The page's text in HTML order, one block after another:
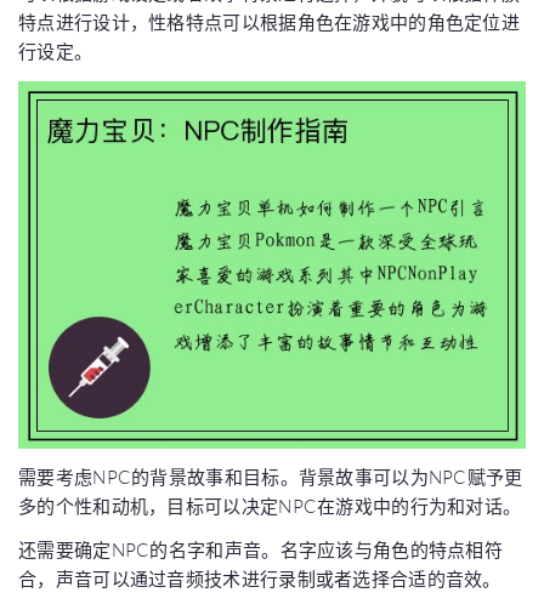
特点进行设计，性格特点可以根据角色在游戏中的角色定位进
行设定。
需要考虑NPC的背景故事和目标。背景故事可以为NPC赋予更
多的个性和动机，目标可以决定NPC在游戏中的行为和对话。
还需要确定NPC的名字和声音。名字应该与角色的特点相符
合，声音可以通过音频技术进行录制或者选择合适的音效。